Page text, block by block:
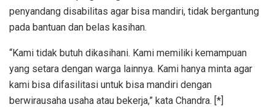
penyandang disabilitas agar bisa mandiri, tidak bergantung
pada bantuan dan belas kasihan.
“Kami tidak butuh dikasihani. Kami memiliki kemampuan
yang setara dengan warga lainnya. Kami hanya minta agar
kami bisa difasilitasi untuk bisa mandiri dengan
berwirausaha usaha atau bekerja,” kata Chandra. [*]